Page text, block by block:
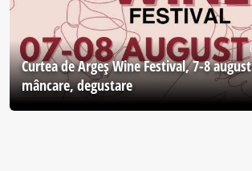
Curtea de Argeş Wine Festival, 7-8
mâncare, degustare